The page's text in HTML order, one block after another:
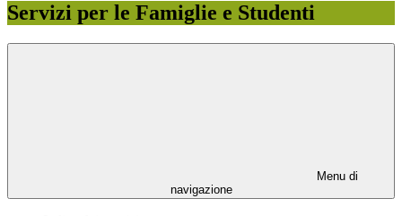
Servizi per le Famiglie e Studenti
Menu di
navigazione